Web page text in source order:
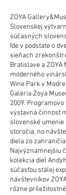
ZOYA
Slovenskej
súčasných
Ide v podstate o
sieňach
Bratislave a
moderného
Wine Park v Modre.
Galéria Zoya
2009.
výstavná činnosť
slovenské umenie
storočia, no
diela zo zahraničia.
Najvýznamnejšiu
kolekcia diel
súčasťou stálej
návštevníkov
rôzne